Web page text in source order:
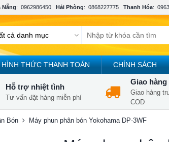
Nẵng: 0962986450 Hải Phòng: 0868227775 Thanh Hóa:
HÌNH THỨC THANH TOÁN CHÍNH SÁCH
Hỗ trợ nhiệt tình
Tư vấn đặt hàng miễn phí
Giao
Giao hàng
COD
Bón Máy phun phân bón Yokohama DP-3WF